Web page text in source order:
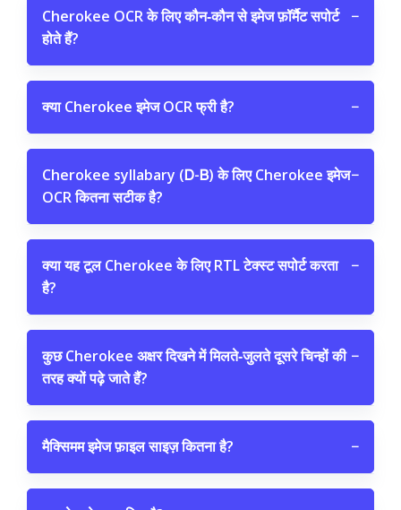
Cherokee OCR के लिए कौन‑कौन से इमेज फ़ॉर्मैट सपोर्ट
होते हैं?
−
क्या Cherokee इमेज OCR फ्री है? −
Cherokee syllabary (Ꭰ-Ᏼ) के लिए Cherokee इमेज
OCR कितना सटीक है?
−
क्या यह टूल Cherokee के लिए RTL टेक्स्ट सपोर्ट करता
है?
−
कुछ Cherokee अक्षर दिखने में मिलते‑जुलते दूसरे चिन्हों की
तरह क्यों पढ़े जाते हैं?
−
मैक्सिमम इमेज फ़ाइल साइज़ कितना है? −